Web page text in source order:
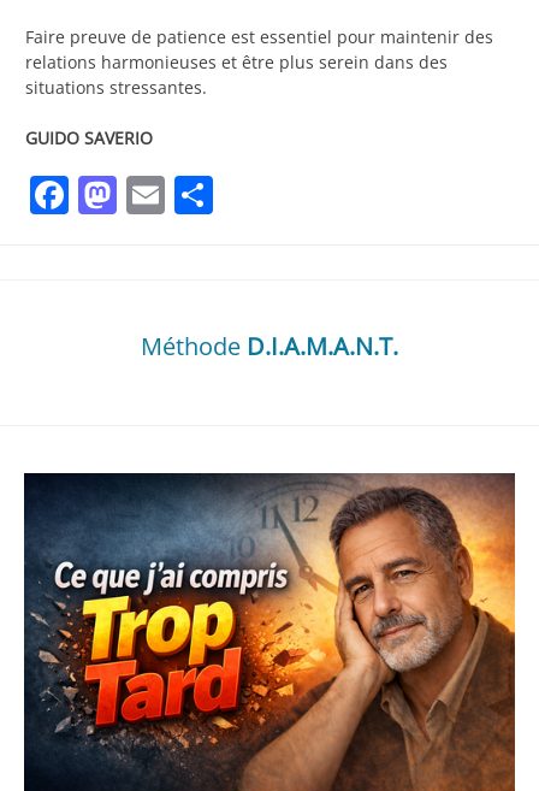
Faire preuve de patience est essentiel pour maintenir des
relations harmonieuses et être plus serein dans des
situations stressantes.
GUIDO SAVERIO
Facebook
Mastodon
Email
Méthode D.I.A.M.A.N.T.